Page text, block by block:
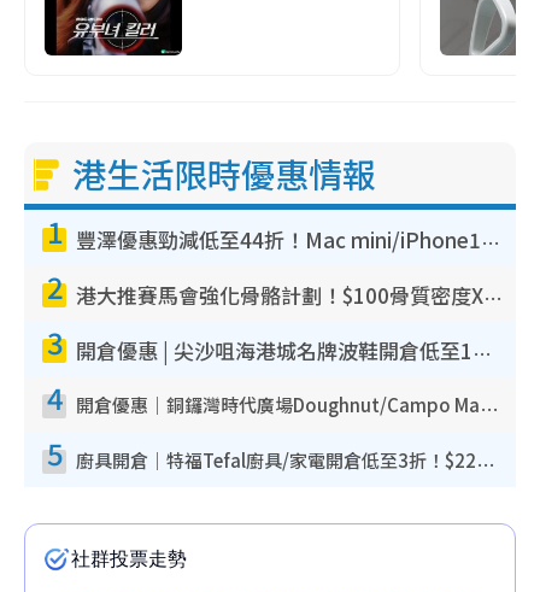
港生活限時優惠情報
1 豐澤優惠勁減低至44折！Mac mini/iPhone17Pro大減價！廚房家電$220起
2 港大推賽馬會強化骨骼計劃！$100骨質密度X光檢查 完成免費運動訓練送超市禮券！附參加資格
3 開倉優惠 | 尖沙咀海港城名牌波鞋開倉低至1折！On鞋$899起／Joy&Peace鞋履$98起
4 開倉優惠｜銅鑼灣時代廣場Doughnut/Campo Marzio開倉低至1折！背囊、書包、手袋劈價$200起
5 廚具開倉｜特福Tefal廚具/家電開倉低至3折！$220起買平底鍋/炒鑊/湯煲！電飯煲/吸塵機/燙斗$418起